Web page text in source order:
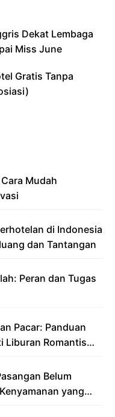
Dekat Lembaga
Miss June
Gratis Tanpa
Mudah
di Indonesia
dan Tantangan
Peran dan Tugas
Pacar: Panduan
Liburan Romantis
Belum
yang